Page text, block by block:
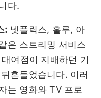
다.
: 넷플릭스, 훌루, 아
은 스트리밍 서비스
여점이 지배하던 기
흔들었습니다. 이러
는 영화와 TV 프로